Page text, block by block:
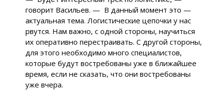
говорит Васильев. — В данный момент это —
актуальная тема. Логистические цепочки у нас
рвутся. Нам важно, с одной стороны, научиться
их оперативно перестраивать. С другой стороны,
для этого необходимо много специалистов,
которые будут востребованы уже в ближайшее
время, если не сказать, что они востребованы
уже вчера.